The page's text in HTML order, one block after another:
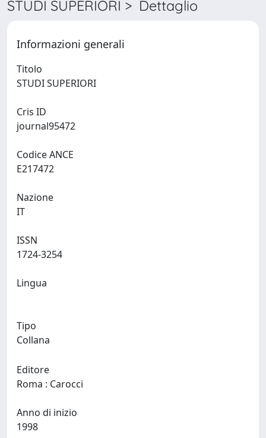
STUDI SUPERIORI > Dettaglio
Informazioni generali
Titolo
Cris ID
Codice ANCE
Nazione
ISSN
Lingua
Tipo
Collana
Editore
Anno di inizio